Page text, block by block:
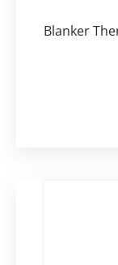
Blanker